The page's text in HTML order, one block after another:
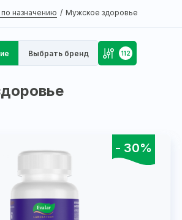
назначению Мужское здоровье
Выбрать бренд 112
- 30%